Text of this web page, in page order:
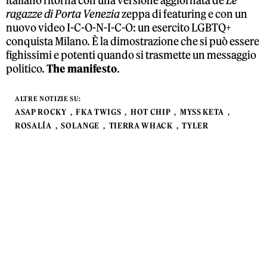
ragazze di Porta Veneziazeppa di featuring e con un
nuovo video I-C-O-N-I-C-O: un esercito LGBTQ+
conquista Milano. È la dimostrazione che si può essere
fighissimi e potenti quando si trasmette un messaggio
politico.The manifesto.
ALTRE NOTIZIE SU:
ASAP ROCKY FKA TWIGS HOT CHIP
MYSS KETA
ROSALÍA
SOLANGE TIERRA WHACK TYLER